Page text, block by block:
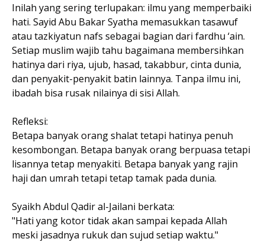
Inilah yang sering terlupakan: ilmu yang memperbaiki
hati. Sayid Abu Bakar Syatha memasukkan tasawuf
atau tazkiyatun nafs sebagai bagian dari fardhu ‘ain.
Setiap muslim wajib tahu bagaimana membersihkan
hatinya dari riya, ujub, hasad, takabbur, cinta dunia,
dan penyakit-penyakit batin lainnya. Tanpa ilmu ini,
ibadah bisa rusak nilainya di sisi Allah.
Refleksi:
Betapa banyak orang shalat tetapi hatinya penuh
kesombongan. Betapa banyak orang berpuasa tetapi
lisannya tetap menyakiti. Betapa banyak yang rajin
haji dan umrah tetapi tetap tamak pada dunia.
Syaikh Abdul Qadir al-Jailani berkata:
"Hati yang kotor tidak akan sampai kepada Allah
meski jasadnya rukuk dan sujud setiap waktu."